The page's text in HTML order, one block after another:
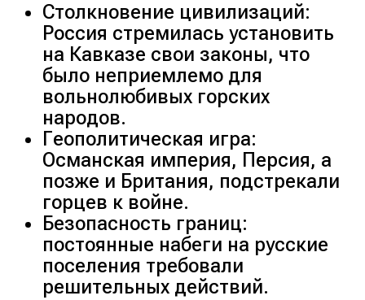
Столкновение цивилизаций:
Россия стремилась установить
на Кавказе свои законы, что
было неприемлемо для
вольнолюбивых горских
народов.
Геополитическая игра:
Османская империя, Персия, а
позже и Британия, подстрекали
горцев к войне.
Безопасность границ:
постоянные набеги на русские
поселения требовали
решительных действий.